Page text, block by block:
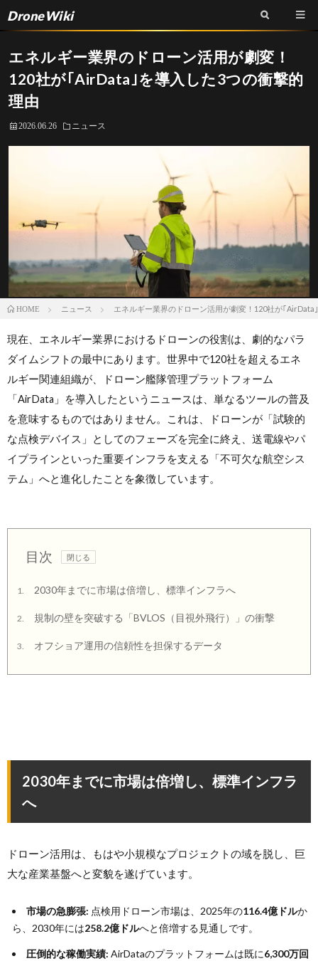
DroneWiki
エネルギー業界のドローン活用が劇変！
120社が｢AirData｣を導入した3つの衝撃的
理由
2026.06.26 ニュース
HOME ニュース エネルギー業界のドローン活用が劇変！120社が｢
現在、エネルギー業界におけるドローンの役割は、劇的なパラ
ダイムシフトの最中にあります。世界中で120社を超えるエネ
ルギー関連組織が、ドローン艦隊管理プラットフォーム
「AirData」を導入したというニュースは、単なるツールの普及
を意味するものではありません。これは、ドローンが「試験的
な点検デバイス」としてのフェーズを完全に終え、送電線やパ
イプラインといった重要インフラを支える「不可欠な航空シス
テム」へと進化したことを象徴しています。
目次
1. 2030年までに市場は倍増し、標準インフラへ
2. 規制の壁を突破する「BVLOS（目視外飛行）」の衝撃
3. オフショア運用の信頼性を担保するデータ
2030年までに市場は倍増し、標準インフラ
へ
ドローン活用は、もはや小規模なプロジェクトの域を脱し、巨
大な産業基盤へと変貌を遂げています。
市場の急膨張: 点検用ドローン市場は、2025年の116.4億ドルか
ら、2030年には258.2億ドルへと倍増する見通しです。
圧倒的な稼働実績: AirDataのプラットフォームは既に6,300万回